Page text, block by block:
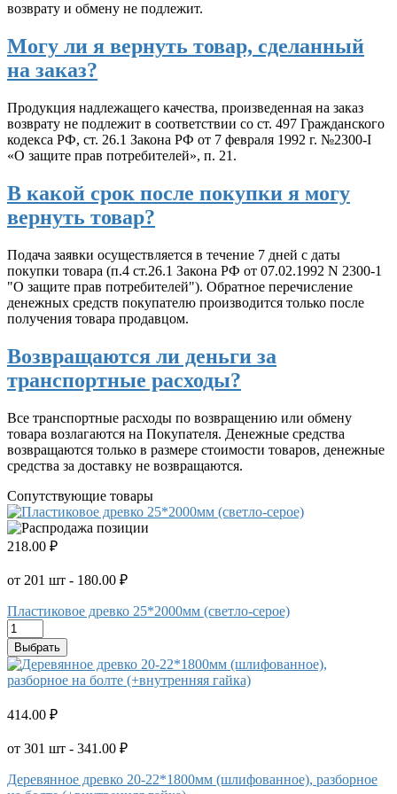
возврату и обмену не подлежит.
Могу ли я вернуть товар, сделанный
на заказ?
Продукция надлежащего качества, произведенная на заказ
возврату не подлежит в соответствии со ст. 497 Гражданского
кодекса РФ, ст. 26.1 Закона РФ от 7 февраля 1992 г. №2300-I
«О защите прав потребителей», п. 21.
В какой срок после покупки я могу
вернуть товар?
Подача заявки осуществляется в течение 7 дней с даты
покупки товара (п.4 ст.26.1 Закона РФ от 07.02.1992 N 2300-1
"О защите прав потребителей"). Обратное перечисление
денежных средств покупателю производится только после
получения товара продавцом.
Возвращаются ли деньги за
транспортные расходы?
Все транспортные расходы по возвращению или обмену
товара возлагаются на Покупателя. Денежные средства
возвращаются только в размере стоимости товаров, денежные
средства за доставку не возвращаются.
Сопутствующие товары
218.00 ₽
от 201 шт - 180.00 ₽
Пластиковое древко 25*2000мм (светло-серое)
Выбрать
414.00 ₽
от 301 шт - 341.00 ₽
Деревянное древко 20-22*1800мм (шлифованное), разборное